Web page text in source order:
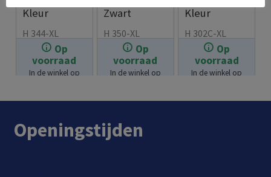
Op
voorraad
In de winkel op
Kleur
19.99
H 344-XL
Op
voorraad
In de winkel op
Zwart
18.99
H 350-XL
Op
voorraad
In de winkel op
Kleur
23.99
H 302C-XL
Openingstijden